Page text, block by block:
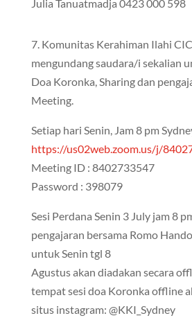
Julia Tanuatmadja 0423 000 598
7. Komunitas Kerahiman Ilahi
mengundang saudara/i sekalian
Doa Koronka, Sharing dan
Meeting.
Setiap hari Senin, Jam 8 pm
https://us02web.zoom.us/j/
Meeting ID : 8402733547
Password : 398079
Sesi Perdana Senin 3 July jam 8
pengajaran bersama Romo
untuk Senin tgl 8
Agustus akan diadakan secara
tempat sesi doa Koronka offline
situs instagram: @KKI_Sydney